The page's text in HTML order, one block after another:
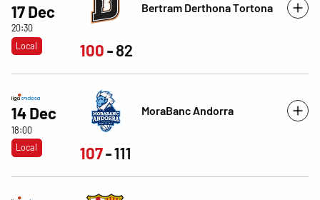
17 Dec
20:30
Local
Bertram Derthona Tortona
100 82
14 Dec
18:00
Local
MoraBanc Andorra
107 111